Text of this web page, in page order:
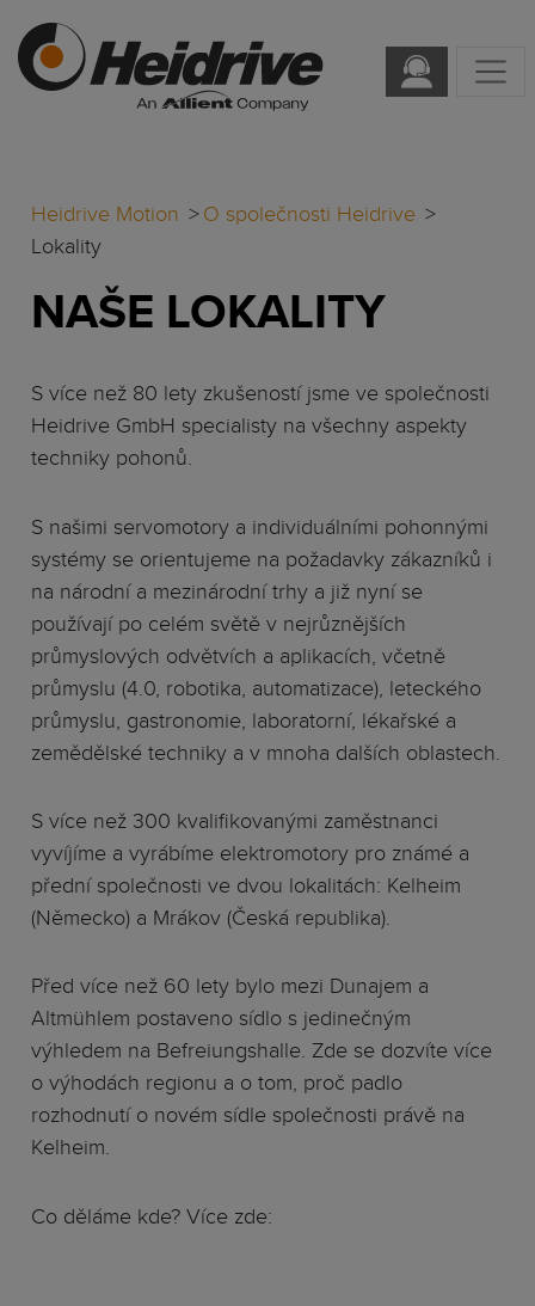
Heidrive Motion
O společnosti Heidrive
Lokality
NAŠE LOKALITY
S více než 80 lety zkušeností jsme ve společnosti
Heidrive GmbH specialisty na všechny aspekty
techniky pohonů.
S našimi servomotory a individuálními pohonnými
systémy se orientujeme na požadavky zákazníků i
na národní a mezinárodní trhy a již nyní se
používají po celém světě v nejrůznějších
průmyslových odvětvích a aplikacích, včetně
průmyslu (4.0, robotika, automatizace), leteckého
průmyslu, gastronomie, laboratorní, lékařské a
zemědělské techniky a v mnoha dalších oblastech.
S více než 300 kvalifikovanými zaměstnanci
vyvíjíme a vyrábíme elektromotory pro známé a
přední společnosti ve dvou lokalitách: Kelheim
(Německo) a Mrákov (Česká republika).
Před více než 60 lety bylo mezi Dunajem a
Altmühlem postaveno sídlo s jedinečným
výhledem na Befreiungshalle. Zde se dozvíte více
o výhodách regionu a o tom, proč padlo
rozhodnutí o novém sídle společnosti právě na
Kelheim.
Co děláme kde? Více zde: